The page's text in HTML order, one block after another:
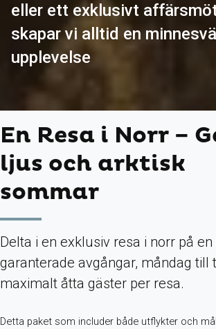
eller ett exklusivt
skapar vi alltid en
upplevelse
En Resa i Norr –
ljus och arktisk
sommar
Delta i en exklusiv resa i norr på en
garanterade avgångar, måndag till
maximalt åtta gäster per resa.
Detta paket som includer både utflykter och